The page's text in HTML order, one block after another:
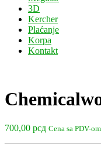
3D
Kercher
Plaćanje
Korpa
Kontakt
700,00 рсд Cena sa PDV-om